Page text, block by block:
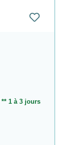
** 1 à 3 jours